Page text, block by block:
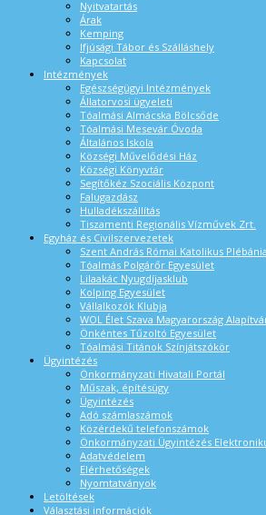
Nyitvatartás
Árak
Kemping
Ifjúsági Tábor és Szálláshely
Kapcsolat
Intézmények
Egészségügyi Intézmények
Állatorvosi ügyeleti
Tóalmási Almácska Bölcsőde
Tóalmási Mesevár Óvoda
Általános Iskola
Községi Művelődési Ház
Községi Könyvtár
Segítőkéz Szociális Központ
Falugazdász
Hulladékszállítás
Tiszamenti Regionális Vízművek Zrt.
Egyház és Civilszervezetek
Szent András Római Katolikus Plébánia
Tóalmás Polgárőr Egyesület
Lilaakác Nyugdíjasklub
Kolping Egyesület
Vállalkozók Klubja
WOL Élet Szava Magyarország
Önkéntes Tűzoltó Egyesület
Tóalmási Titánok Színjátszókör
Ügyintézés
Önkormányzati Hivatali Portál
Műszak, építésügy
Ügyintézés
Adó számlaszámok
Közérdekű telefonszámok
Önkormányzati Ügyintézés
Adatvédelem
Elérhetőségek
Nyomtatványok
Letöltések
Választási információk